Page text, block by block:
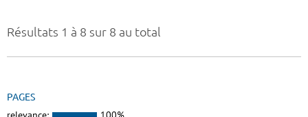
Résultats 1 à 8 sur 8 au total
PAGES